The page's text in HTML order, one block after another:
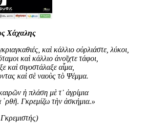
Χάχαλης
καὶ κάλλιο οὐρλιάστε, λύκοι,
καὶ κάλλιο ἀνοῖχτε τάφοι,
καὶ σιγοστάλαξε αἷμα,
καὶ σὲ ναοὺς τὸ Ψέμμα.
ἡ πλάση μὲ τ᾿ ἀγρίμια
Γκρεμίζω τὴν ἀσκήμια.»